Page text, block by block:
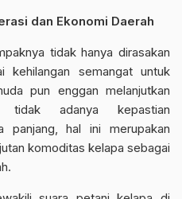
dan Ekonomi Daerah
tidak hanya dirasakan
kehilangan semangat untuk
pun enggan melanjutkan
tidak adanya kepastian
panjang, hal ini merupakan
komoditas kelapa sebagai